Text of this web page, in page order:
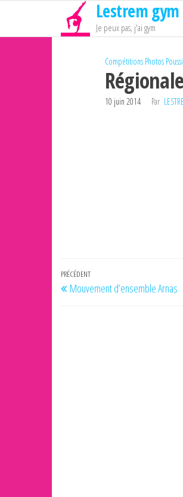
contenu
Lestrem gym
Je peux pas, j'ai gym
Compétitions Photos
10 juin 2014 Par
Navigation
de
Article
précédent
PRÉCÉDENT
Mouvement d’ensemble Arnas